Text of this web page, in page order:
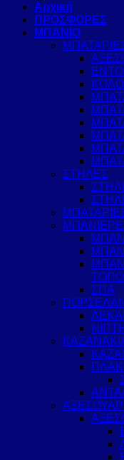
Αρχική
ΠΡΟΣΦΟΡΕΣ
ΜΠΑΝΙΟ
ΣΤΗΛΕΣ
ΣΠΑ